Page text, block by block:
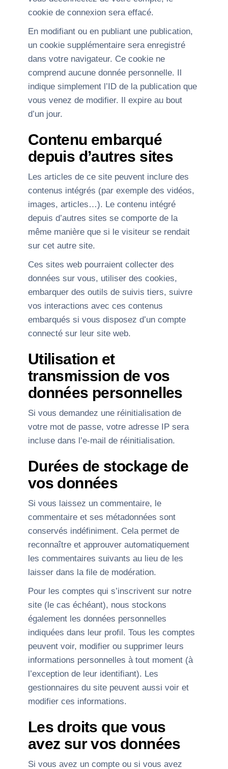
cookie de connexion sera effacé.
En modifiant ou en publiant une publication,
un cookie supplémentaire sera enregistré
dans votre navigateur. Ce cookie ne
comprend aucune donnée personnelle. Il
indique simplement l’ID de la publication que
vous venez de modifier. Il expire au bout
d’un jour.
Contenu embarqué
depuis d’autres sites
Les articles de ce site peuvent inclure des
contenus intégrés (par exemple des vidéos,
images, articles…). Le contenu intégré
depuis d’autres sites se comporte de la
même manière que si le visiteur se rendait
sur cet autre site.
Ces sites web pourraient collecter des
données sur vous, utiliser des cookies,
embarquer des outils de suivis tiers, suivre
vos interactions avec ces contenus
embarqués si vous disposez d’un compte
connecté sur leur site web.
Utilisation et
transmission de vos
données personnelles
Si vous demandez une réinitialisation de
votre mot de passe, votre adresse IP sera
incluse dans l’e-mail de réinitialisation.
Durées de stockage de
vos données
Si vous laissez un commentaire, le
commentaire et ses métadonnées sont
conservés indéfiniment. Cela permet de
reconnaître et approuver automatiquement
les commentaires suivants au lieu de les
laisser dans la file de modération.
Pour les comptes qui s’inscrivent sur notre
site (le cas échéant), nous stockons
également les données personnelles
indiquées dans leur profil. Tous les comptes
peuvent voir, modifier ou supprimer leurs
informations personnelles à tout moment (à
l’exception de leur identifiant). Les
gestionnaires du site peuvent aussi voir et
modifier ces informations.
Les droits que vous
avez sur vos données
Si vous avez un compte ou si vous avez